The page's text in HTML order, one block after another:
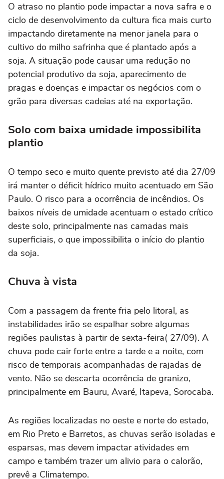
O atraso no plantio pode impactar a nova safra e o
ciclo de desenvolvimento da cultura fica mais curto
impactando diretamente na menor janela para o
cultivo do milho safrinha que é plantado após a
soja. A situação pode causar uma redução no
potencial produtivo da soja, aparecimento de
pragas e doenças e impactar os negócios com o
grão para diversas cadeias até na exportação.
Solo com baixa umidade impossibilita
plantio
O tempo seco e muito quente previsto até dia 27/09
irá manter o déficit hídrico muito acentuado em São
Paulo. O risco para a ocorrência de incêndios. Os
baixos níveis de umidade acentuam o estado crítico
deste solo, principalmente nas camadas mais
superficiais, o que impossibilita o início do plantio
da soja.
Chuva à vista
Com a passagem da frente fria pelo litoral, as
instabilidades irão se espalhar sobre algumas
regiões paulistas à partir de sexta-feira( 27/09). A
chuva pode cair forte entre a tarde e a noite, com
risco de temporais acompanhadas de rajadas de
vento. Não se descarta ocorrência de granizo,
principalmente em Bauru, Avaré, Itapeva, Sorocaba.
As regiões localizadas no oeste e norte do estado,
em Rio Preto e Barretos, as chuvas serão isoladas e
esparsas, mas devem impactar atividades em
campo e também trazer um alivio para o calorão,
prevê a Climatempo.